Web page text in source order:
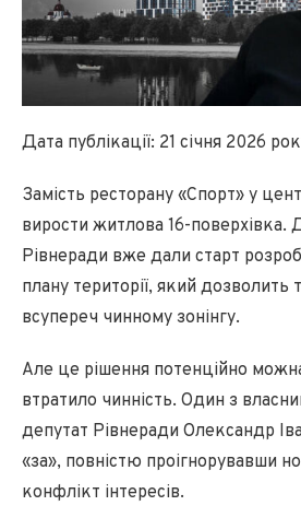
Дата публікації: 21 січня 2026
Замість ресторану «Спорт» у
вирости житлова 16-поверхівка.
Рівнеради вже дали старт
плану території, який дозволить
всупереч чинному зонінгу.
Але це рішення потенційно
втратило чинність. Один з
депутат Рівнеради Олександр
«за», повністю проігнорувавши
конфлікт інтересів.